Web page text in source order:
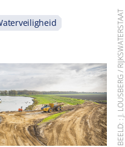
BEELD: : J. LOUSBERG / RIJKSWATERSTAAT